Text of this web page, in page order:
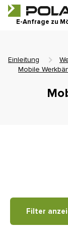
E-Anfrage zu
Einleitung
Mobile
Filter